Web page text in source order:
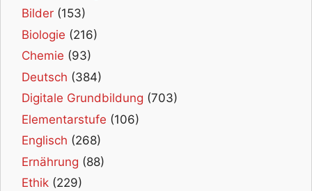
Bilder (153)
Biologie (216)
Chemie (93)
Deutsch (384)
Digitale Grundbildung (703)
Elementarstufe (106)
Englisch (268)
Ernährung (88)
Ethik (229)